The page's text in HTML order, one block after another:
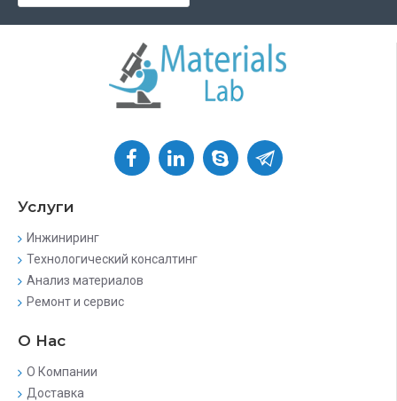
Услуги
Инжиниринг
Технологический консалтинг
Анализ материалов
Ремонт и сервис
О Нас
О Компании
Доставка